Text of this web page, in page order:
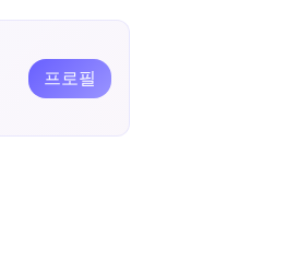
프로필